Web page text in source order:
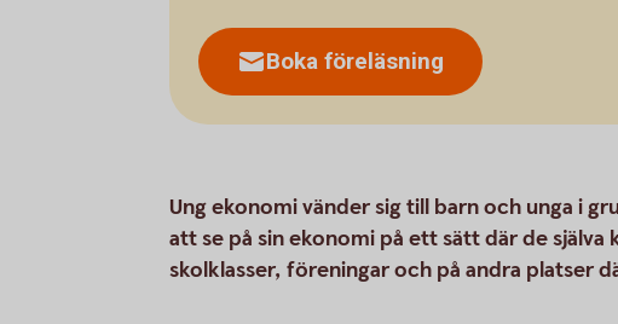
Boka föreläsning
Ung ekonomi vänder sig till barn och unga i
att se på sin ekonomi på ett sätt där de
skolklasser, föreningar och på andra platser